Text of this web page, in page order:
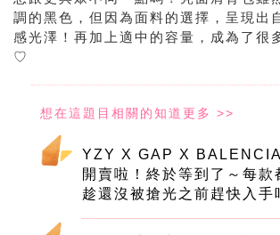
調的黑色，但因為面料的選擇，呈現出
感光澤！再加上適中的容量，成為了很
♡
YZY X GAP X
開賣啦！終於等到了～每款
趁還沒被搶光之前趕快入手